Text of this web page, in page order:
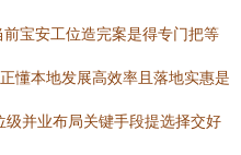
宝安工位造完案是得专门把等
懂本地发展高效率且落地实惠是
并业布局关键手段提选择交好